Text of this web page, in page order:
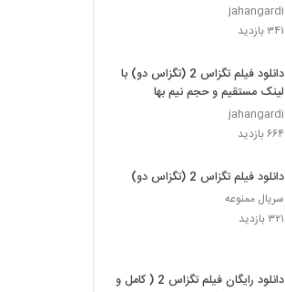
jahangardi
۳۴۱ بازدید
دانلود فیلم تگزاس 2 (تگزاس دو) با
لینک مستقیم و حجم نیم بها
jahangardi
۶۶۴ بازدید
دانلود فیلم تگزاس 2 (تگزاس دو)
سریال ممنوعه
۳۲۱ بازدید
دانلود رایگان فیلم تگزاس 2 ( کامل و